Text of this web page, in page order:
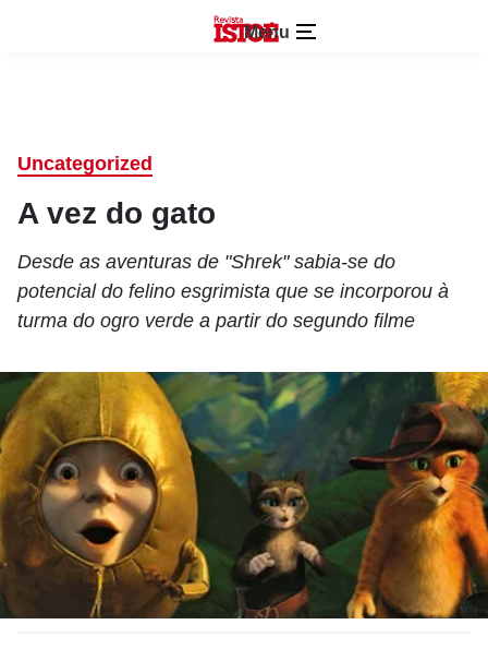
Menu
Uncategorized
A vez do gato
Desde as aventuras de "Shrek" sabia-se do
potencial do felino esgrimista que se incorporou à
turma do ogro verde a partir do segundo filme